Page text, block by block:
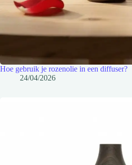
Hoe gebruik je rozenolie in een diffuser?
24/04/2026